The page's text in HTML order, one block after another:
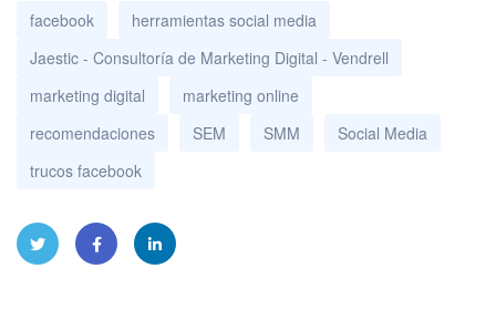
facebook
herramientas social media
Jaestic - Consultoría de Marketing Digital - Vendrell
marketing digital
marketing online
recomendaciones
SEM SMM
Social Media
trucos facebook